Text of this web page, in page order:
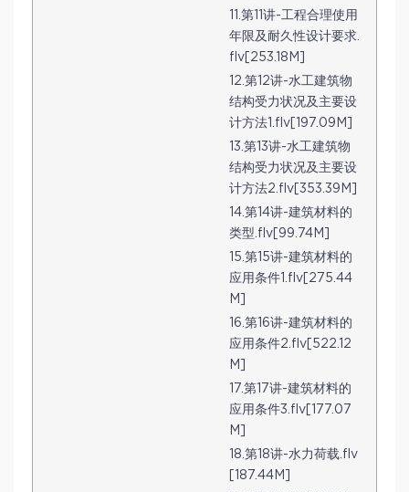
11.第11讲-工程合理使用
年限及耐久性设计要求.
flv[253.18M]
12.第12讲-水工建筑物
结构受力状况及主要设
计方法1.flv[197.09M]
13.第13讲-水工建筑物
结构受力状况及主要设
计方法2.flv[353.39M]
14.第14讲-建筑材料的
类型.flv[99.74M]
15.第15讲-建筑材料的
应用条件1.flv[275.44
M]
16.第16讲-建筑材料的
应用条件2.flv[522.12
M]
17.第17讲-建筑材料的
应用条件3.flv[177.07
M]
18.第18讲-水力荷载.flv
[187.44M]